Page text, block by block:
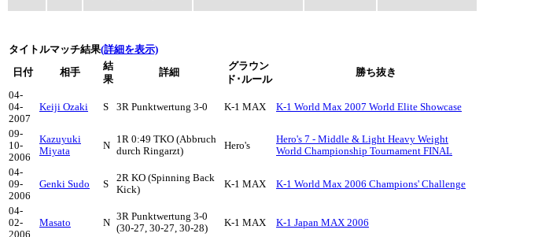
タイトルマッチ結果(詳細を表示)
日付 相手
結
果
詳細
グラウン
ド･ルール
勝ち抜き
04-
04-
2007
Keiji Ozaki S 3R Punktwertung 3-0 K-1 MAX K-1 World Max 2007 World Elite Showcase
09-
10-
2006
Kazuyuki
Miyata
N
1R 0:49 TKO (Abbruch
durch Ringarzt)
Hero's
Hero's 7 - Middle & Light Heavy Weight
World Championship Tournament FINAL
04-
09-
2006
Genki Sudo S
2R KO (Spinning Back
Kick)
K-1 MAX K-1 World Max 2006 Champions' Challenge
04-
02-
2006
Masato N
3R Punktwertung 3-0
(30-27, 30-27, 30-28)
K-1 MAX K-1 Japan MAX 2006